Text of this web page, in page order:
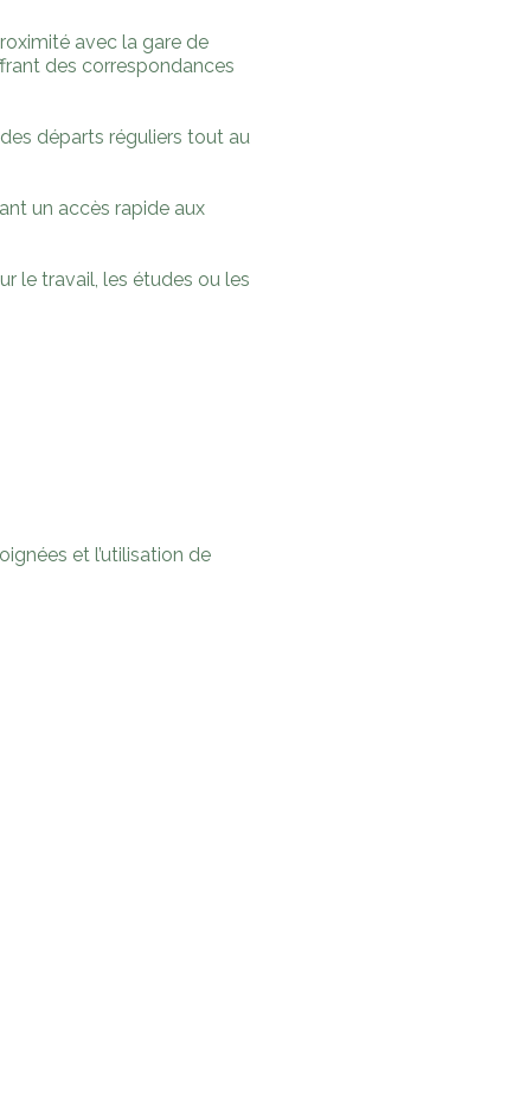
avec la gare de
des correspondances
départs réguliers tout au
un accès rapide aux
le travail, les études ou les
et l’utilisation de